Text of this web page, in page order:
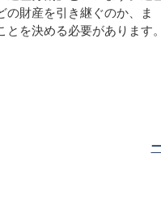
の財産を引き継ぐのか、ま
を決める必要があります。